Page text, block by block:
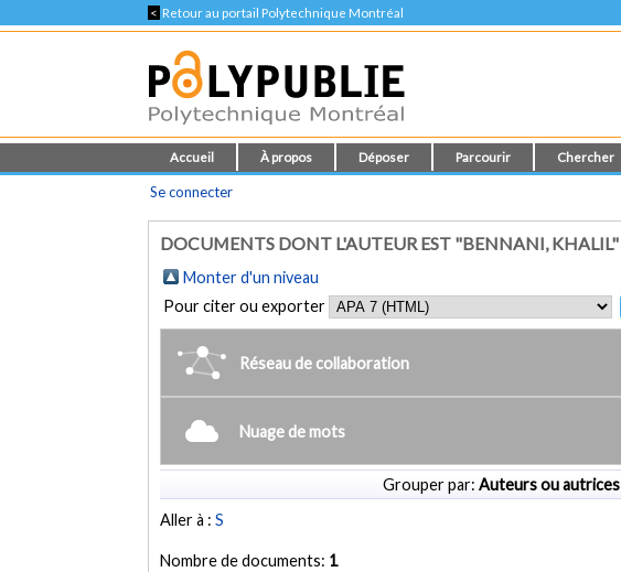
< Retour au portail Polytechnique Montréal
Accueil À propos Déposer Parcourir Chercher
Se connecter
DOCUMENTS DONT L'AUTEUR EST "BENNANI, KHALIL"
Monter d'un niveau
Pour citer ou exporter
Réseau de collaboration
Nuage de mots
Grouper par: Auteurs ou autrices
Aller à :S
Nombre de documents: 1